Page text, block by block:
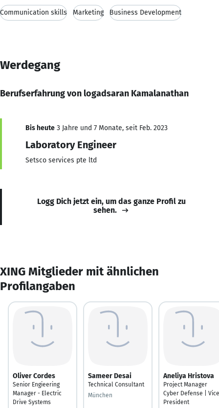
Communication skills Marketing Business Development
Werdegang
Berufserfahrung von logadsaran Kamalanathan
Bis heute 3 Jahre und 7 Monate, seit Feb. 2023
Laboratory Engineer
Setsco services pte ltd
Logg Dich jetzt ein, um das ganze Profil zu
sehen.
XING Mitglieder mit ähnlichen
Profilangaben
Oliver Cordes
Senior Engieering
Manager - Electric
Drive Systems
Sameer Desai
Technical Consultant
München
Aneliya Hristova
Project Manager
Cyber Defense | Vice
President